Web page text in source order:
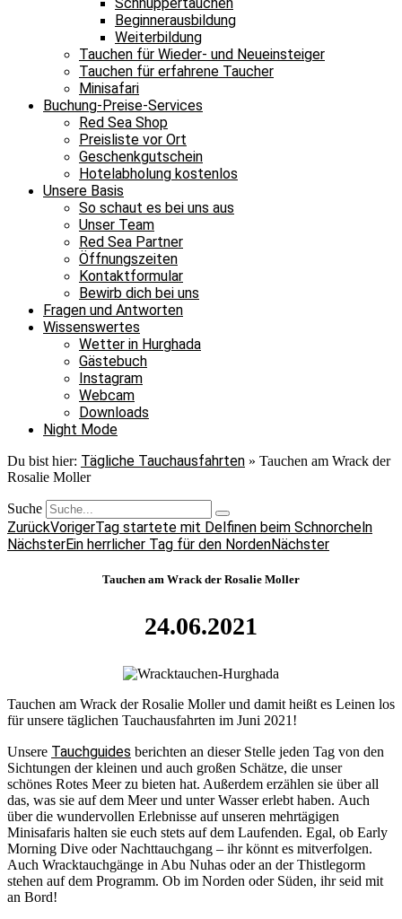
Beginnerausbildung
Weiterbildung
Tauchen für Wieder- und Neueinsteiger
Tauchen für erfahrene Taucher
Minisafari
Buchung-Preise-Services
Red Sea Shop
Preisliste vor Ort
Geschenkgutschein
Hotelabholung kostenlos
Unsere Basis
So schaut es bei uns aus
Unser Team
Red Sea Partner
Öffnungszeiten
Kontaktformular
Bewirb dich bei uns
Fragen und Antworten
Wissenswertes
Wetter in Hurghada
Gästebuch
Instagram
Webcam
Downloads
Night Mode
Du bist hier: Tägliche Tauchausfahrten » Tauchen am Wrack der
Rosalie Moller
Suche
ZurückVorigerTag startete mit Delfinen beim Schnorcheln
NächsterEin herrlicher Tag für den NordenNächster
Tauchen am Wrack der Rosalie Moller
24.06.2021
Tauchen am Wrack der Rosalie Moller und damit heißt es Leinen los
für unsere täglichen Tauchausfahrten im Juni 2021!
Unsere Tauchguides berichten an dieser Stelle jeden Tag von den
Sichtungen der kleinen und auch großen Schätze, die unser
schönes Rotes Meer zu bieten hat. Außerdem erzählen sie über all
das, was sie auf dem Meer und unter Wasser erlebt haben. Auch
über die wundervollen Erlebnisse auf unseren mehrtägigen
Minisafaris halten sie euch stets auf dem Laufenden. Egal, ob Early
Morning Dive oder Nachttauchgang – ihr könnt es mitverfolgen.
Auch Wracktauchgänge in Abu Nuhas oder an der Thistlegorm
stehen auf dem Programm. Ob im Norden oder Süden, ihr seid mit
an Bord!